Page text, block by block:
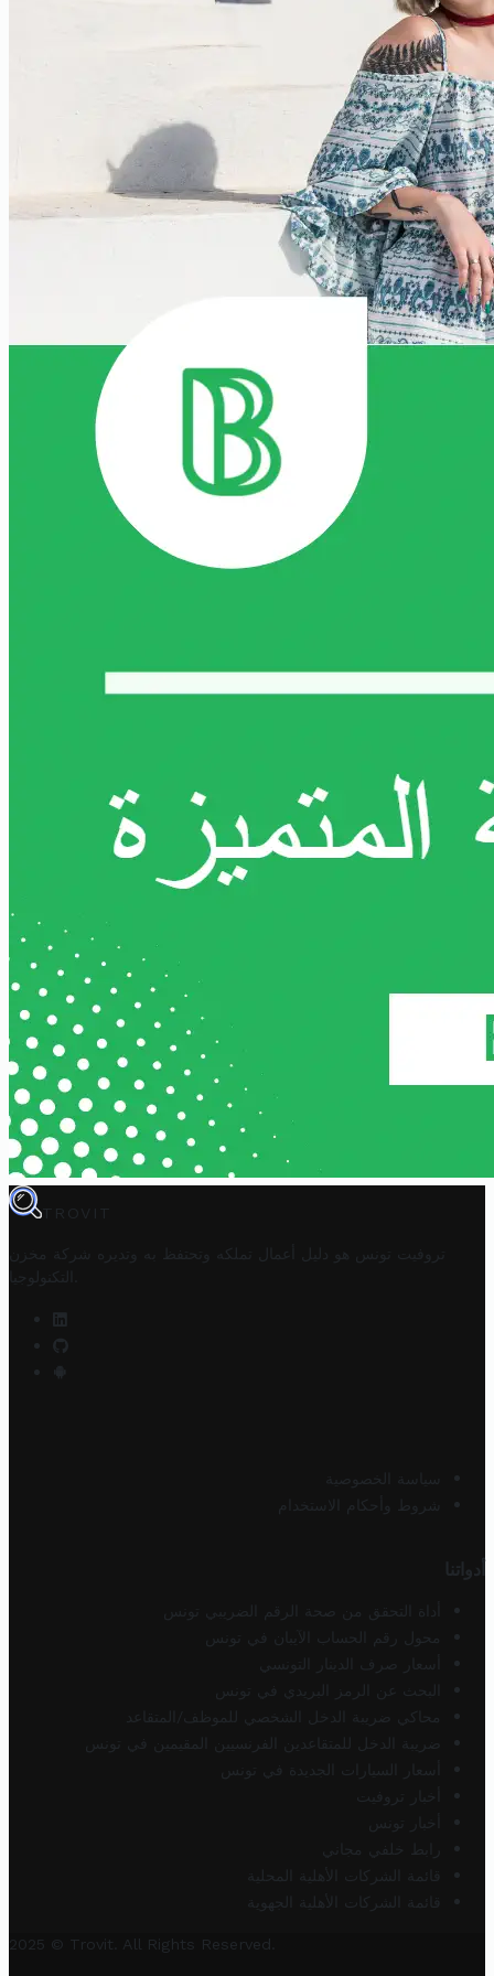
TROVIT
تروفيت تونس هو دليل أعمال تملكه وتحتفظ به وتديره
شركة مخزن
التكنولوجيا
سياسة الخصوصية
شروط وأحكام الاستخدام
أدواتنا
أداة التحقق من صحة الرقم الضريبي تونس
محول رقم الحساب الآيبان في تونس
أسعار صرف الدينار التونسي
البحث عن الرمز البريدي في تونس
محاكي ضريبة الدخل الشخصي للموظف/المتقاعد
ضريبة الدخل للمتقاعدين الفرنسيين المقيمين في تونس
أسعار السيارات الجديدة في تونس
أخبار تروفيت
أخبار تونس
رابط خلفي مجاني
قائمة الشركات الأهلية المحلية
قائمة الشركات الأهلية الجهوية
2025 © Trovit. All Rights Reserved.